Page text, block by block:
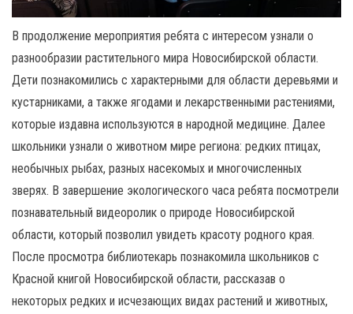
В продолжение мероприятия ребята с интересом узнали о
разнообразии растительного мира Новосибирской области.
Дети познакомились с характерными для области деревьями и
кустарниками, а также ягодами и лекарственными растениями,
которые издавна используются в народной медицине. Далее
школьники узнали о животном мире региона: редких птицах,
необычных рыбах, разных насекомых и многочисленных
зверях. В завершение экологического часа ребята посмотрели
познавательный видеоролик о природе Новосибирской
области, который позволил увидеть красоту родного края.
После просмотра библиотекарь познакомила школьников с
Красной книгой Новосибирской области, рассказав о
некоторых редких и исчезающих видах растений и животных,